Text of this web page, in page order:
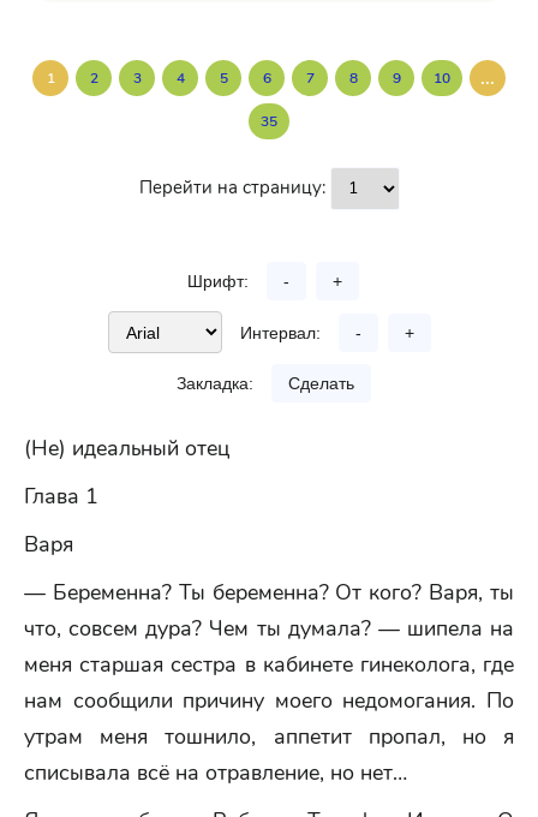
1 2 3 4 5 6 7 8 9 10 ...
35
Перейти на страницу:
Шрифт: - +
Интервал: - +
Закладка: Сделать
(Не) идеальный отец
Глава 1
Варя
— Беременна? Ты беременна? От кого? Варя, ты
что, совсем дура? Чем ты думала? — шипела на
меня старшая сестра в кабинете гинеколога, где
нам сообщили причину моего недомогания. По
утрам меня тошнило, аппетит пропал, но я
списывала всё на отравление, но нет…